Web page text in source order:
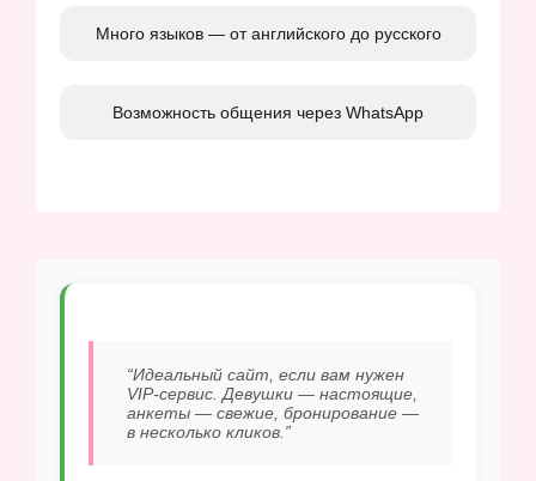
Много языков — от английского до русского
Возможность общения через WhatsApp
“Идеальный сайт, если вам нужен
VIP-сервис. Девушки — настоящие,
анкеты — свежие, бронирование —
в несколько кликов.”